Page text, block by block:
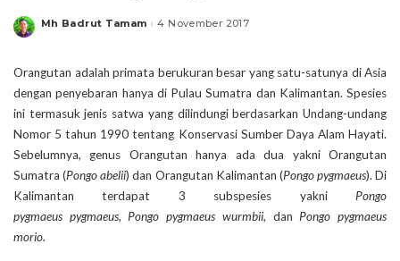
Posted
Mh Badrut Tamam 4 November 2017
Orangutan adalah primata berukuran besar yang satu-satunya di Asia
dengan penyebaran hanya di Pulau Sumatra dan Kalimantan. Spesies
ini termasuk jenis satwa yang dilindungi berdasarkan Undang-undang
Nomor 5 tahun 1990 tentang Konservasi Sumber Daya Alam Hayati.
Sebelumnya, genus Orangutan hanya ada dua yakni Orangutan
Sumatra (Pongo abelii) dan Orangutan Kalimantan (Pongo pygmaeus). Di
Kalimantan terdapat 3 subspesies yakni Pongo
pygmaeus pygmaeus,Pongo pygmaeus wurmbii, danPongo pygmaeus
morio.